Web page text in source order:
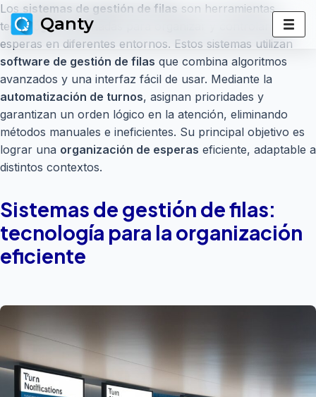
Skip
to
content
Qanty
Los sistemas de gestión de filas son herramientas
tecnológicas diseñadas para organizar y controlar las
esperas en diferentes entornos. Estos sistemas utilizan
software de gestión de filas que combina algoritmos
avanzados y una interfaz fácil de usar. Mediante la
automatización de turnos, asignan prioridades y
garantizan un orden lógico en la atención, eliminando
métodos manuales e ineficientes. Su principal objetivo es
lograr una organización de esperas eficiente, adaptable a
distintos contextos.
Sistemas de gestión de filas:
tecnología para la organización
eficiente